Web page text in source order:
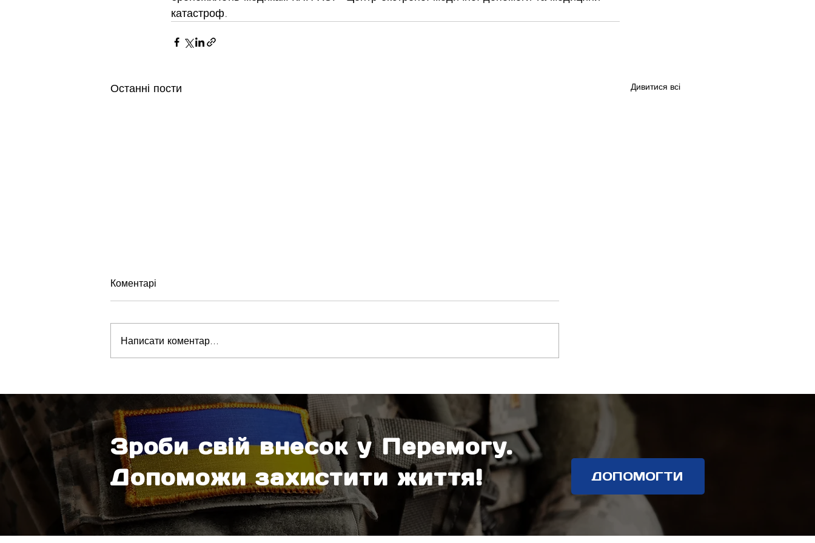
катастроф.
Останні пости Дивитися всі
ПЕРЕМОГИ!
передову: передача дронів
та бронежилетів
до Перемоги!
Коментарі
Написати коментар...
Зроби свій внесок у Перемогу.
Допоможи захистити життя!
ДОПОМОГТИ